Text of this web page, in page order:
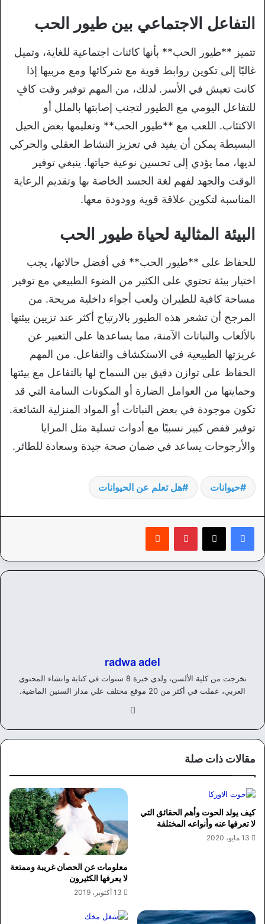
التفاعل الاجتماعي بين طيور الحب
تتميز **طيور الحب** بأنها كائنات اجتماعية للغاية، وتميل
غالبًا إلى تكوين روابط قوية مع شركائها ومع مربيها إذا
كانت تعيش في الأسر. لذلك، من المهم توفير وقت كافٍ
للتفاعل اليومي مع الطيور لتجنب إصابتها بالملل أو
الاكتئاب. اللعب مع **طيور الحب** وتعليمها بعض الحيل
البسيطة يمكن أن يفيد في تعزيز النشاط العقلي والحركي
لديها، مما يؤدي إلى تحسين نوعية حياتها. ينبغي توفير
الوقت والجهد لفهم لغة الجسد الخاصة بها وتقديم الرعاية
المناسبة لتكوين علاقة قوية وودودة معها.
البيئة المثالية لحياة طيور الحب
للحفاظ على **طيور الحب** في أفضل حالاتها، يجب
اختيار بيئة تحتوي على الكثير من الضوء الطبيعي مع توفير
مساحة كافية للطيران ولعب أجواء داخلية مريحة. من
المرجح أن تشعر هذه الطيور بالارتياح أكثر عند تزيين بيئتها
بالألعاب والنباتات الآمنة، مما يساعدها على التعبير عن
غريزتها الطبيعية في الاستكشاف والتفاعل. من المهم
الحفاظ على توازن دقيق بين السماح لها بالتفاعل مع بيئتها
وحمايتها من العوامل الضارة أو المكونات السامة التي قد
تكون موجودة في بعض النباتات أو المواد المنزلية الشائعة.
توفير قفص كبير نسبيًا مع أدوات تسلية مثل المرايا
والأرجوحات يساعد في ضمان صحة جيدة وسعادة للطائر.
حيوانات هل تعلم عن الحيوانات
بينتيريست
radwa adel
تخرجت من كلية الألسن، ولدي خبرة 8 سنوات في كتابة وانشاء المحتوي
العربي، عملت في أكثر من 20 موقع مختلف علي مدار السنين الماضية.
وك
مقالات ذات صلة
كيف يولد الحوت وأهم الحقائق التي
لا تعرفها عنه وأنواعه المختلفة
13 مايو، 2020
معلومات عن الحصان غريبة وممتعة
لا يعرفها الكثيرون
13 أكتوبر، 2019